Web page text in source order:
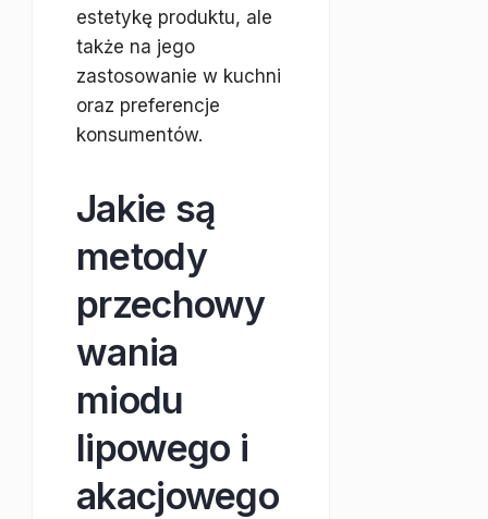
estetykę produktu, ale
także na jego
zastosowanie w kuchni
oraz preferencje
konsumentów.
Jakie są
metody
przechowy
wania
miodu
lipowego i
akacjowego